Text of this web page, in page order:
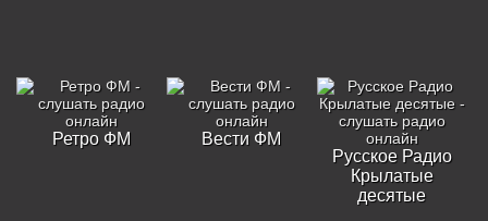
Ретро ФМ
Вести ФМ
Русское Радио
Крылатые
десятые